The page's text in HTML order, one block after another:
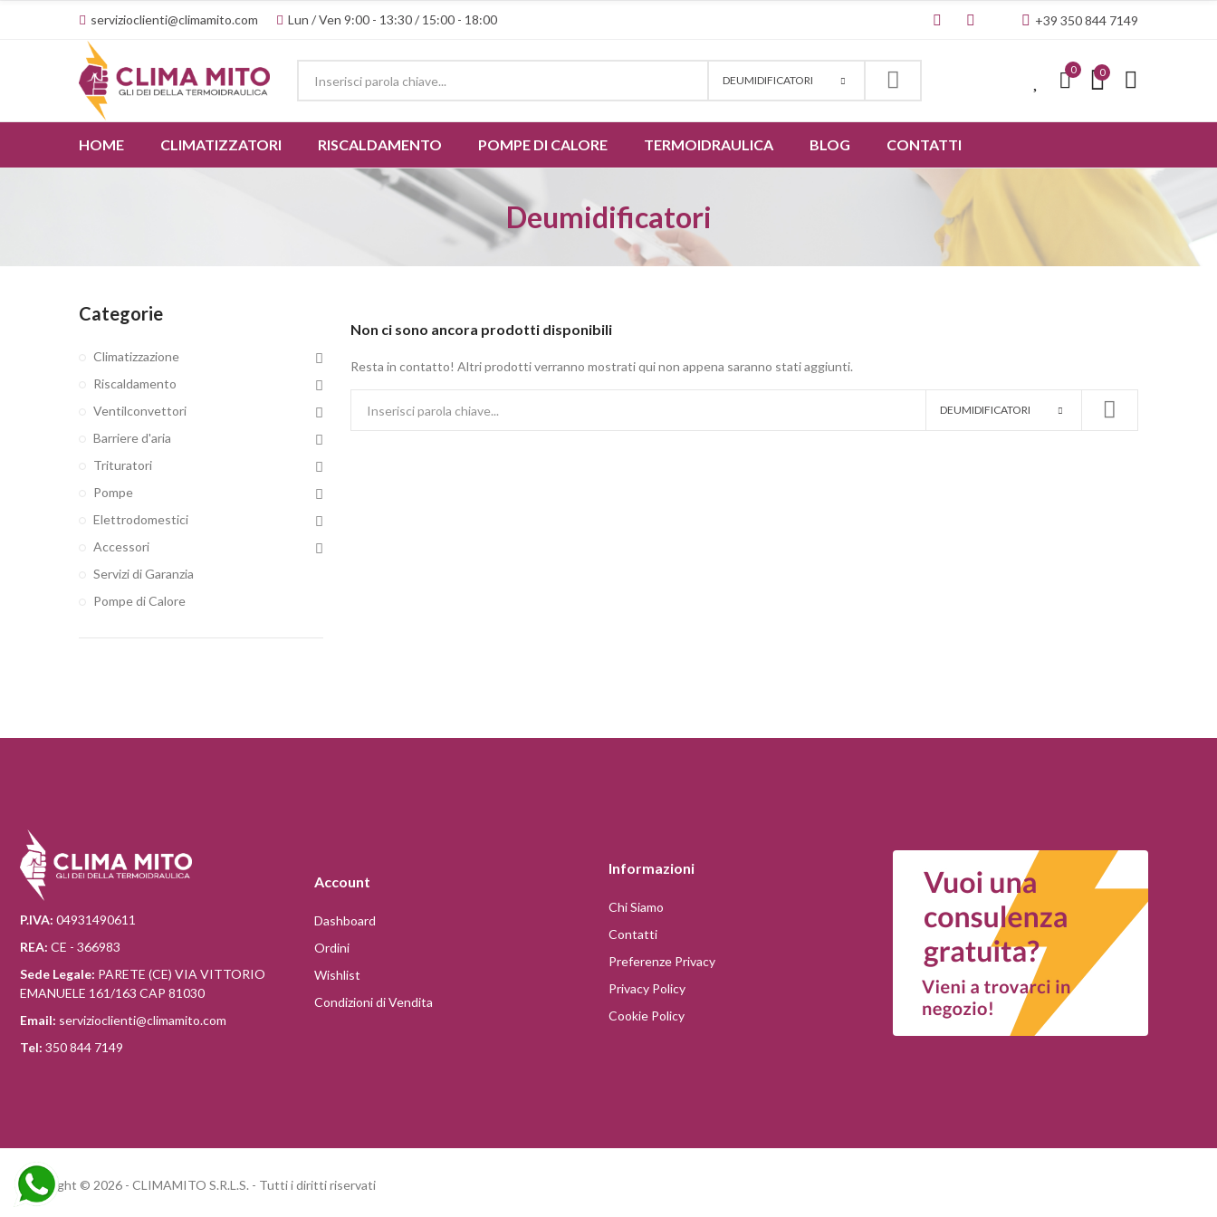
servizioclienti@climamito.com Lun / Ven 9:00 - 13:30 / 15:00 - 18:00 +39 350 844 7149
DEUMIDIFICATORI
0 0
HOME CLIMATIZZATORI RISCALDAMENTO POMPE DI CALORE TERMOIDRAULICA BLOG CONTATTI
Deumidificatori
Non ci sono ancora prodotti disponibili
Resta in contatto! Altri prodotti verranno mostrati qui non appena saranno stati aggiunti.
DEUMIDIFICATORI
Categorie
Climatizzazione
Riscaldamento
Ventilconvettori
Barriere d'aria
Trituratori
Pompe
Elettrodomestici
Accessori
Servizi di Garanzia
Pompe di Calore
P.IVA: 04931490611
REA: CE - 366983
Sede Legale: PARETE (CE) VIA VITTORIO
EMANUELE 161/163 CAP 81030
Email: servizioclienti@climamito.com
Tel: 350 844 7149
Account
Dashboard
Ordini
Wishlist
Condizioni di Vendita
Informazioni
Chi Siamo
Contatti
Preferenze Privacy
Privacy Policy
Cookie Policy
Copyright © 2026 - CLIMAMITO S.R.L.S. - Tutti i diritti riservati